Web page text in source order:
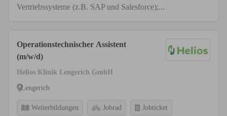
Vertriebssysteme (z.B. SAP und Salesforce);...
Operationstechnischer Assistent
(m/w/d)
Helios Klinik Lengerich GmbH
Lengerich
Weiterbildungen Jobrad Jobticket